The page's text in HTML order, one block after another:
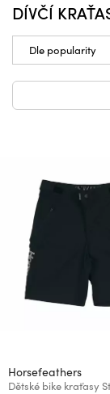
DÍVČÍ
Horsefeathers